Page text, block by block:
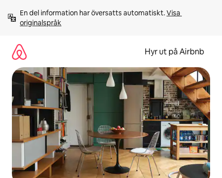
innehåll
En del information har översatts automatiskt. Visa
originalspråk
Hyr ut på Airbnb